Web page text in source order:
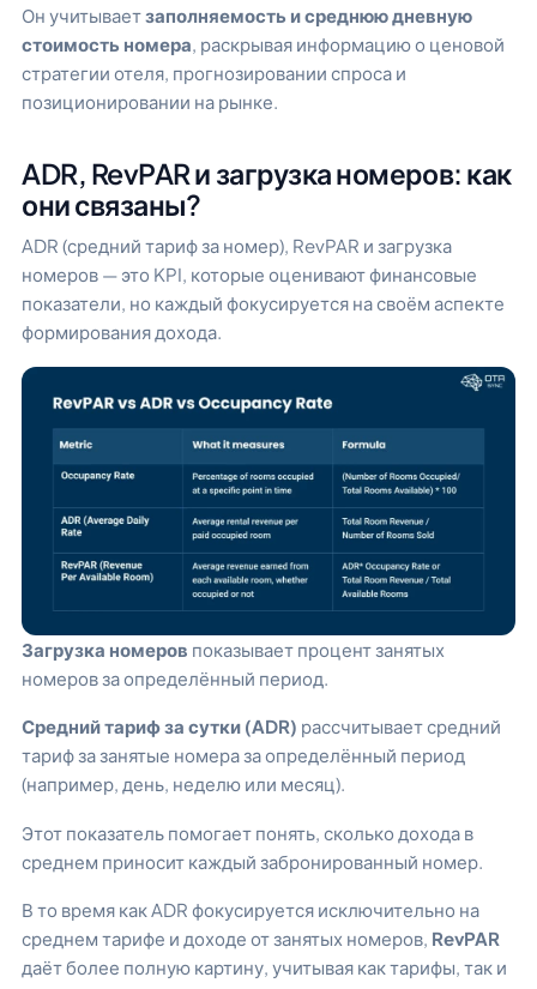
Он учитываетзаполняемость и среднюю дневную
стоимость номера, раскрывая информацию о ценовой
стратегии отеля, прогнозировании спроса и
позиционировании на рынке.
ADR, RevPAR и загрузка номеров: как
они связаны?
ADR (средний тариф за номер), RevPAR и загрузка
номеров — это KPI, которые оценивают финансовые
показатели, но каждый фокусируется на своём аспекте
формирования дохода.
Загрузка номеров показывает процент занятых
номеров за определённый период.
Средний тариф за сутки (ADR) рассчитывает средний
тариф за занятые номера за определённый период
(например, день, неделю или месяц).
Этот показатель помогает понять, сколько дохода в
среднем приносит каждый забронированный номер.
В то время как ADR фокусируется исключительно на
среднем тарифе и доходе от занятых номеров, RevPAR
даёт более полную картину, учитывая как тарифы, так и